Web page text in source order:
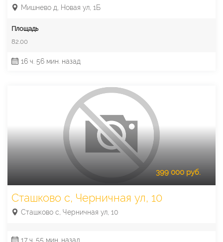
Мишнево д, Новая ул, 1Б
Площадь
82.00
16 ч. 56 мин. назад
399 000 руб.
Сташково с, Черничная ул, 10
Сташково с, Черничная ул, 10
17 ч. 55 мин. назад